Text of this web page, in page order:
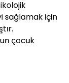
sağlamak için
çocuk